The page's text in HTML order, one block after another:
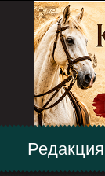
Редакция